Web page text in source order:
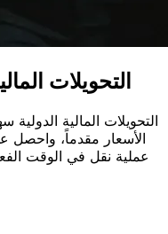
التحويلات
الأسعار مقدماً، واحصل